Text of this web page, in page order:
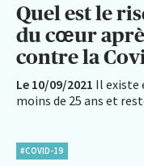
Quel est le
du cœur
contre la
Le 10/09/2021 Il existe
moins de 25 ans et
#COVID-19